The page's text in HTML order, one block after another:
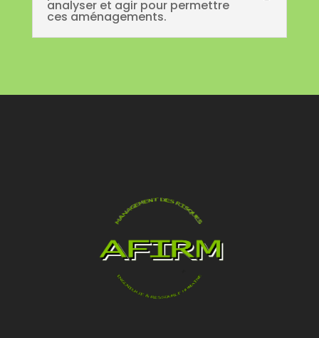
analyser et agir pour permettre
ces aménagements.